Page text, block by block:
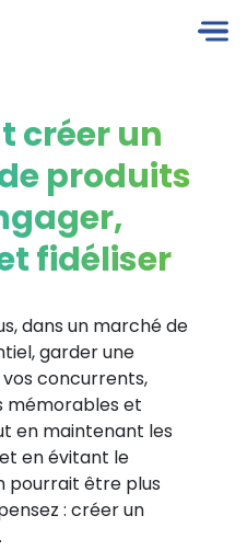
créer un
produits
fidéliser
dans un marché de
garder une
concurrents,
mémorables et
en maintenant les
en évitant le
pourrait être plus
: créer un